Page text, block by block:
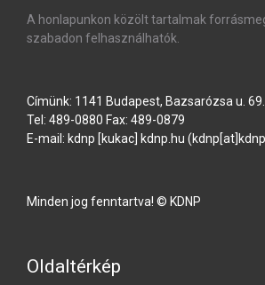
A honlapunkon közölt tartalmak
szabadon felhasználhatók.
Címünk: 1141 Budapest, Bazsarózsa u. 69.
Tel: 489-0880 Fax: 489-0879
E-mail: kdnp [kukac] kdnp hu
Minden jog fenntartva! © KDNP
Oldaltérkép